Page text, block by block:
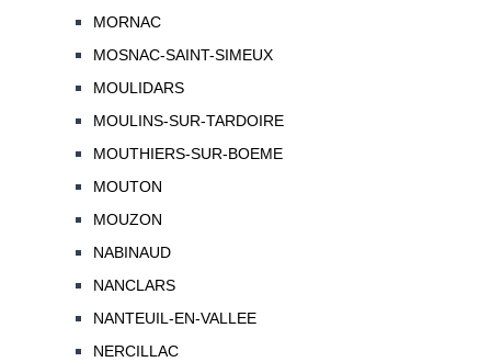
MORNAC
MOSNAC-SAINT-SIMEUX
MOULIDARS
MOULINS-SUR-TARDOIRE
MOUTHIERS-SUR-BOEME
MOUTON
MOUZON
NABINAUD
NANCLARS
NANTEUIL-EN-VALLEE
NERCILLAC